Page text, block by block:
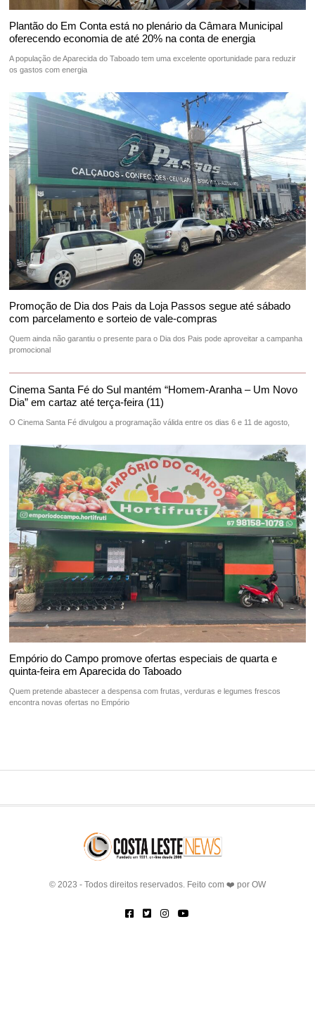
Plantão do Em Conta está no plenário da Câmara Municipal
oferecendo economia de até 20% na conta de energia
A população de Aparecida do Taboado tem uma excelente oportunidade para reduzir
os gastos com energia
Promoção de Dia dos Pais da Loja Passos segue até sábado
com parcelamento e sorteio de vale-compras
Quem ainda não garantiu o presente para o Dia dos Pais pode aproveitar a campanha
promocional
Cinema Santa Fé do Sul mantém “Homem-Aranha – Um Novo
Dia” em cartaz até terça-feira (11)
O Cinema Santa Fé divulgou a programação válida entre os dias 6 e 11 de agosto,
Empório do Campo promove ofertas especiais de quarta e
quinta-feira em Aparecida do Taboado
Quem pretende abastecer a despensa com frutas, verduras e legumes frescos
encontra novas ofertas no Empório
© 2023 - Todos direitos reservados. Feito com ❤️ por OW